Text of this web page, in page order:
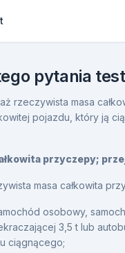
pytania
rzeczywista masa
pojazdu, który ją
przyczepy;
masa całkowita
osobowy,
3,5 t lub
ciągnącego;